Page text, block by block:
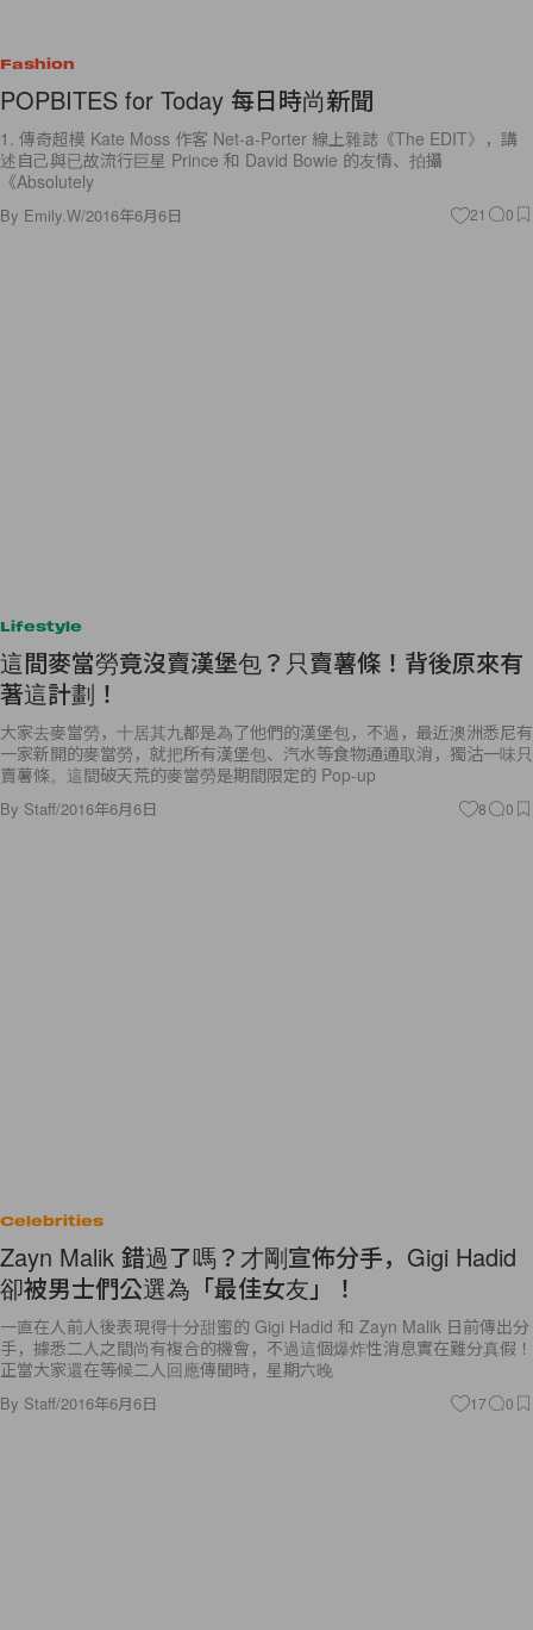
Fashion
POPBITES for Today 每日時尚新聞
1. 傳奇超模 Kate Moss 作客 Net-a-Porter 線上雜誌《The EDIT》，講
述自己與已故流行巨星 Prince 和 David Bowie 的友情、拍攝
《Absolutely
By Emily.W/2016年6月6日 21 0
Lifestyle
這間麥當勞竟沒賣漢堡包？只賣薯條！背後原來有
著這計劃！
大家去麥當勞，十居其九都是為了他們的漢堡包，不過，最近澳洲悉尼有
一家新開的麥當勞，就把所有漢堡包、汽水等食物通通取消，獨沽一味只
賣薯條。這間破天荒的麥當勞是期間限定的 Pop-up
By Staff/2016年6月6日 8 0
Celebrities
Zayn Malik 錯過了嗎？才剛宣佈分手，Gigi Hadid
卻被男士們公選為「最佳女友」！
一直在人前人後表現得十分甜蜜的 Gigi Hadid 和 Zayn Malik 日前傳出分
手，據悉二人之間尚有複合的機會，不過這個爆炸性消息實在難分真假！
正當大家還在等候二人回應傳聞時，星期六晚
By Staff/2016年6月6日 17 0